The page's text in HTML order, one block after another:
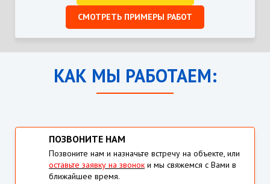
СМОТРЕТЬ ПРИМЕРЫ РАБОТ
КАК МЫ РАБОТАЕМ:
ПОЗВОНИТЕ НАМ
Позвоните нам и назначьте встречу на объекте, или
оставьте заявку на звонок и мы свяжемся с Вами в
ближайшее время.